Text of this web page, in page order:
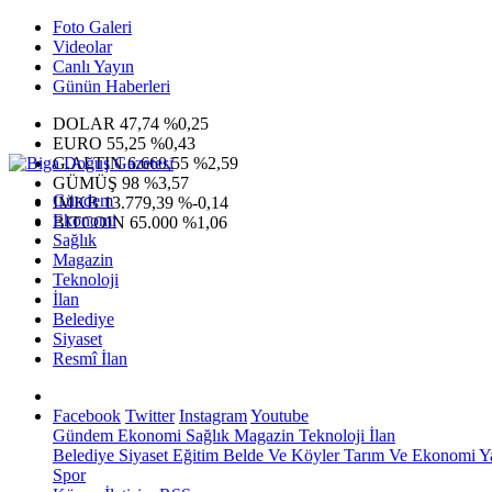
Foto Galeri
Videolar
Canlı Yayın
Günün Haberleri
DOLAR 47,74 %0,25
EURO 55,25 %0,43
G.ALTIN6.660,55 %2,59
GÜMÜŞ 98 %3,57
IMKB13.779,39 %-0,14
BITCOIN 65.000 %1,06
Gündem
Ekonomi
Sağlık
Magazin
Teknoloji
İlan
Belediye
Siyaset
Resmî İlan
Facebook Twitter InstagramYoutube
Gündem Ekonomi Sağlık Magazin Teknoloji İlan
Belediye Siyaset Eğitim Belde Ve KöylerTarım Ve Ekonomi
Spor